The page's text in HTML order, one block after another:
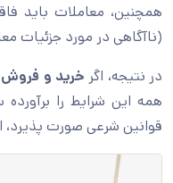
همچنین، معاملات باید
(ناآگاهی در مورد جزئیات
در نتیجه، اگر خرید و فروش
همه این شرایط را
قوانین شرعی صورت پذیرد،